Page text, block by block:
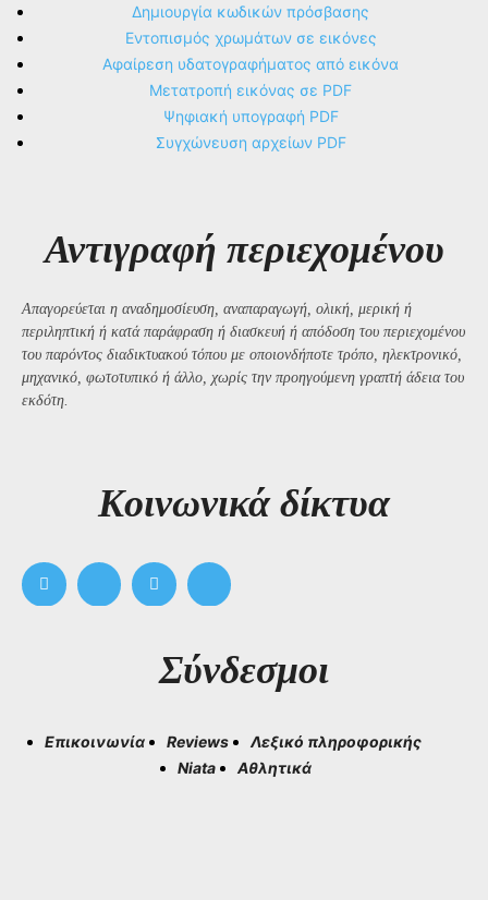
Δημιουργία κωδικών πρόσβασης
Εντοπισμός χρωμάτων σε εικόνες
Αφαίρεση υδατογραφήματος από εικόνα
Μετατροπή εικόνας σε PDF
Ψηφιακή υπογραφή PDF
Συγχώνευση αρχείων PDF
Αντιγραφή περιεχομένου
Απαγορεύεται η αναδημοσίευση, αναπαραγωγή, ολική, μερική ή
περιληπτική ή κατά παράφραση ή διασκευή ή απόδοση του περιεχομένου
του παρόντος διαδικτυακού τόπου με οποιονδήποτε τρόπο, ηλεκτρονικό,
μηχανικό, φωτοτυπικό ή άλλο, χωρίς την προηγούμενη γραπτή άδεια του
εκδότη.
Kοινωνικά δίκτυα
Σύνδεσμοι
Επικοινωνία Reviews
Λεξικό πληροφορικής
Niata
Αθλητικά